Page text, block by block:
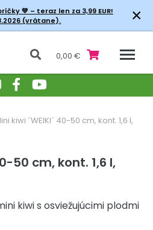
💚 – teraz len za 3,99 EUR!
(vrátane).
×
0,00 €
kiwi ´WEIKI´ 40-50 cm, kont. 1,6 l,
50 cm, kont. 1,6 l,
kiwi s osviežujúcimi plodmi